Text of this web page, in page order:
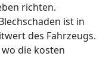
richten.
ist in
des Fahrzeugs.
die kosten